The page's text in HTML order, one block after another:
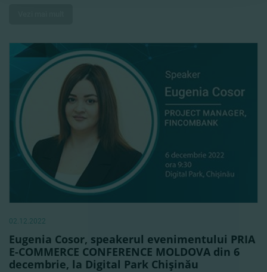
02.12.2022
Eugenia Cosor, speakerul evenimentului PRIA
E-COMMERCE CONFERENCE MOLDOVA din 6
decembrie, la Digital Park Chişinău